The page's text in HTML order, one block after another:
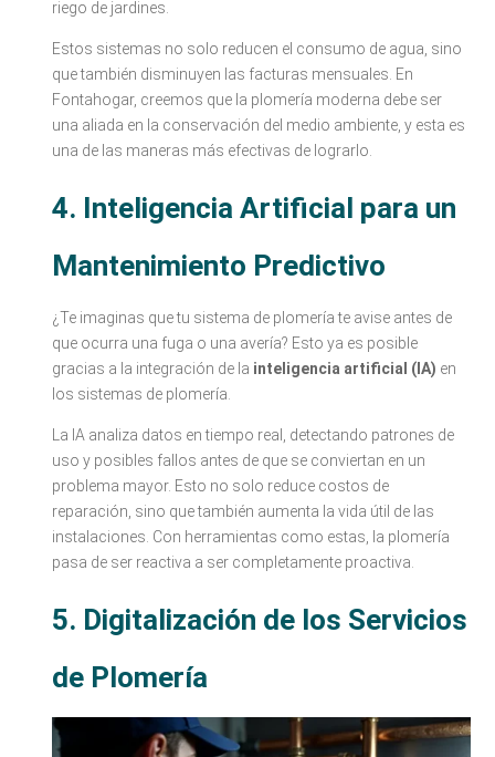
riego de jardines.
Estos sistemas no solo reducen el consumo de agua, sino
que también disminuyen las facturas mensuales. En
Fontahogar, creemos que la plomería moderna debe ser
una aliada en la conservación del medio ambiente, y esta es
una de las maneras más efectivas de lograrlo.
4. Inteligencia Artificial para un
Mantenimiento Predictivo
¿Te imaginas que tu sistema de plomería te avise antes de
que ocurra una fuga o una avería? Esto ya es posible
gracias a la integración de la inteligencia artificial (IA) en
los sistemas de plomería.
La IA analiza datos en tiempo real, detectando patrones de
uso y posibles fallos antes de que se conviertan en un
problema mayor. Esto no solo reduce costos de
reparación, sino que también aumenta la vida útil de las
instalaciones. Con herramientas como estas, la plomería
pasa de ser reactiva a ser completamente proactiva.
5. Digitalización de los Servicios
de Plomería